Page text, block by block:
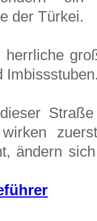
der Türkei.
ändern